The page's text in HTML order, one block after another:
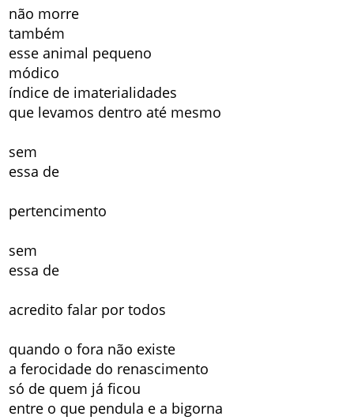
não morre
também
esse animal pequeno
módico
índice de imaterialidades
que levamos dentro até mesmo
sem
essa de
pertencimento
sem
essa de
acredito falar por todos
quando o fora não existe
a ferocidade do renascimento
só de quem já ficou
entre o que pendula e a bigorna